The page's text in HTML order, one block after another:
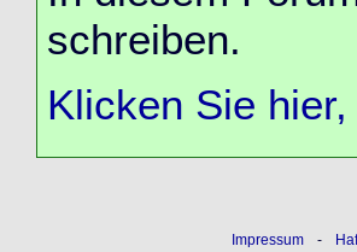
schreiben.
Klicken Sie
Impressum -